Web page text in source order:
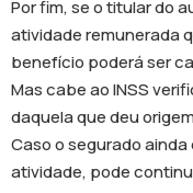
Por fim, se o titular do
atividade remunerada
benefício poderá ser
Mas cabe ao INSS
daquela que deu
Caso o segurado
atividade, pode